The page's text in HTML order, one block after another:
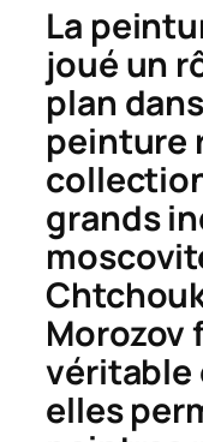
La
joué un
plan
peinture
grands
Morozov
véritable
elles